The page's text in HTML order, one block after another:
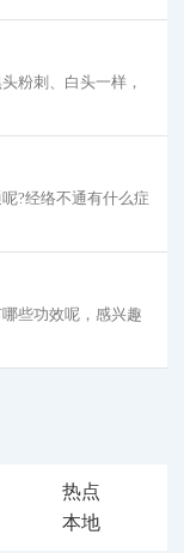
粉刺、白头一样，
?经络不通有什么症
些功效呢，感兴趣
热点
本地